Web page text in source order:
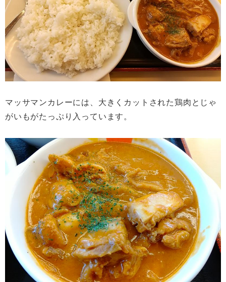
マッサマンカレーには、大きくカットされた鶏肉とじゃ
がいもがたっぷり入っています。